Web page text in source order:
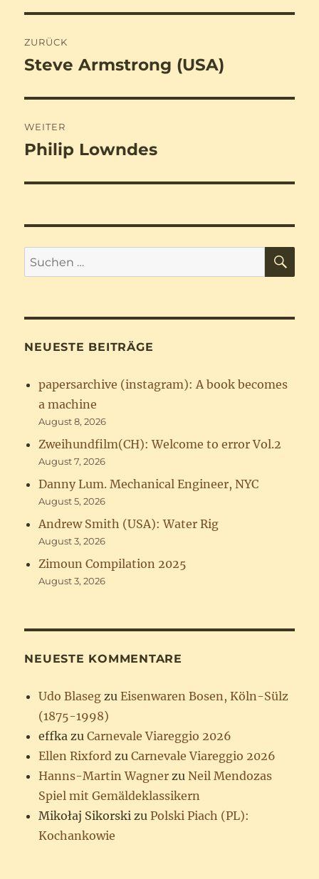
ZURÜCK
Vorheriger
Steve Armstrong (USA)
WEITER
Nächster
Philip Lowndes
Suchen
nach:
NEUESTE BEITRÄGE
papersarchive (instagram): A book becomes
a machine
August 8, 2026
Zweihundfilm(CH): Welcome to error Vol.2
August 7, 2026
Danny Lum. Mechanical Engineer, NYC
August 5, 2026
Andrew Smith (USA): Water Rig
August 3, 2026
Zimoun Compilation 2025
August 3, 2026
NEUESTE KOMMENTARE
Udo Blaseg zuEisenwaren Bosen, Köln-Sülz
(1875-1998)
effka zuCarnevale Viareggio 2026
Ellen Rixford zuCarnevale Viareggio 2026
Hanns-Martin Wagner zuNeil Mendozas
Spiel mit Gemäldeklassikern
Mikołaj Sikorski zuPolski Piach (PL):
Kochankowie